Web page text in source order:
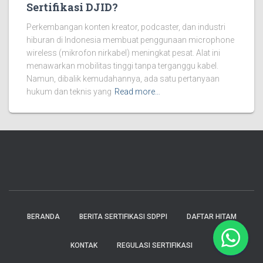
Sertifikasi DJID?
Perkembangan konten kreator, podcaster, dan industri
hiburan di Indonesia membuat penggunaan microphone
wireless (mikrofon nirkabel) meningkat pesat. Alat ini
menawarkan mobilitas tinggi tanpa terganggu kabel.
Namun, dibalik kemudahannya, ada satu pertanyaan
hukum dan teknis yang Read more…
BERANDA BERITA SERTIFIKASI SDPPI DAFTAR HITAM
KONTAK REGULASI SERTIFIKASI